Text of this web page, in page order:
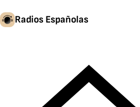
Radios Españolas